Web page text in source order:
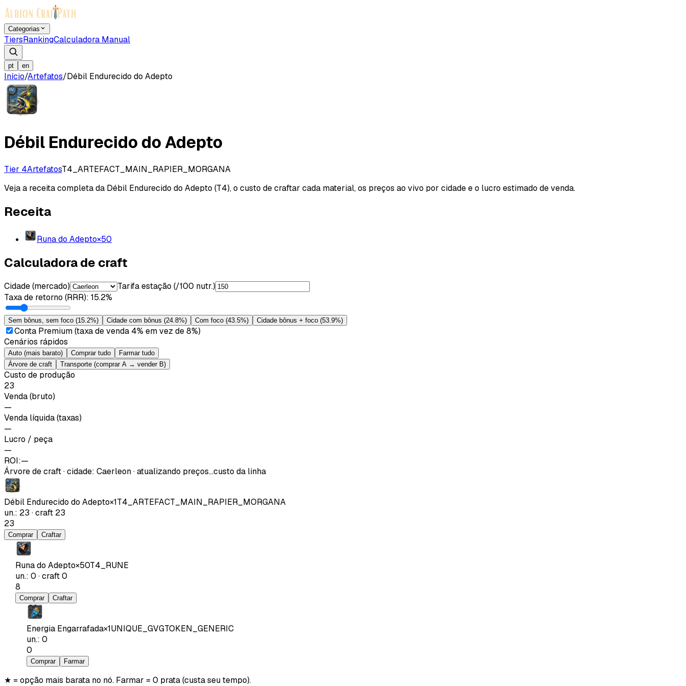
Categorias
TiersRankingCalculadora Manual
pt en
Início/Artefatos/Débil Endurecido do Adepto
Débil Endurecido do Adepto
Tier 4ArtefatosT4_ARTEFACT_MAIN_RAPIER_MORGANA
Veja a receita completa da Débil Endurecido do Adepto (T4), o custo de craftar cada material, os preços ao vivo por cidade e o lucro estimado de venda.
Receita
Runa do Adepto×50
Calculadora de craft
Cidade (mercado)
Tarifa estação (/100 nutr.)
Taxa de retorno (RRR): 15.2%
Sem bônus, sem foco (15.2%) Cidade com bônus (24.8%) Com foco (43.5%) Cidade bônus + foco (53.9%)
Conta Premium (taxa de venda 4% em vez de 8%)
Cenários rápidos
Auto (mais barato) Comprar tudo
Farmar tudo
Árvore de craft
Transporte (comprar A → vender B)
Custo de produção
23
Venda (bruto)
—
Venda líquida (taxas)
—
Lucro / peça
—
ROI:—
Árvore de craft·cidade: Caerleon· atualizando preços…custo da linha
Débil Endurecido do Adepto×1T4_ARTEFACT_MAIN_RAPIER_MORGANA
un.: 23 ·craft 23
23
Comprar Craftar
Runa do Adepto×50T4_RUNE
un.: 0 ·craft0
8
Comprar Craftar
Energia Engarrafada×1UNIQUE_GVGTOKEN_GENERIC
un.: 0
0
Comprar Farmar
★ = opção mais barata no nó. Farmar = 0 prata (custa seu tempo).